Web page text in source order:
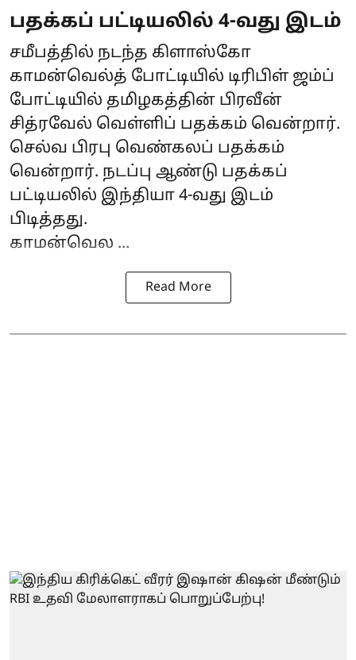
பதக்கப் பட்டியலில் 4-வது இடம்
சமீபத்தில் நடந்த கிளாஸ்கோ
காமன்வெல்த் போட்டியில் டிரிபிள் ஜம்ப்
போட்டியில் தமிழகத்தின் பிரவீன்
சித்ரவேல் வெள்ளிப் பதக்கம் வென்றார்.
செல்வ பிரபு வெண்கலப் பதக்கம்
வென்றார். நடப்பு ஆண்டு பதக்கப்
பட்டியலில் இந்தியா 4-வது இடம்
பிடித்தது.
காமன்வெல ...
Read More